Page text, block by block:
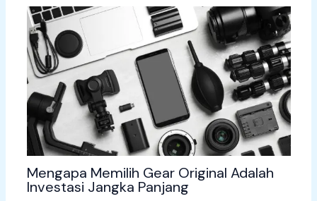
Mengapa Memilih Gear Original Adalah
Investasi Jangka Panjang